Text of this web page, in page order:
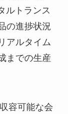
ルトランス
の進捗状況
アルタイム
までの生産
容可能な会